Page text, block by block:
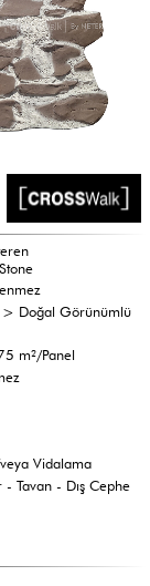
> Doğal Görünümlü
m²/Panel
Vidalama
Tavan - Dış Cephe